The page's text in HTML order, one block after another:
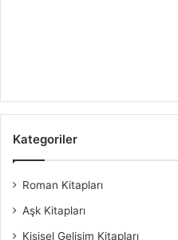
Kategoriler
Roman Kitapları
Aşk Kitapları
Kişisel Gelişim Kitapları